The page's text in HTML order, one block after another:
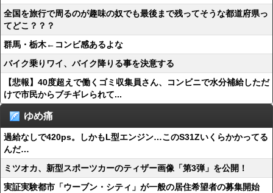
全国を旅行で周るのが趣味の奴でも最後まで残ってそうな都道府県っ
てどこ？？？
群馬・栃木←コンビ感あるよな
バイク乗りワイ、バイク降りる事を決意する
【悲報】40度超えで働くゴミ収集員さん、コンビニで水分補給しただ
けで市民からブチギレられて...
ゆめ痛
過給なしで420ps。しかもL型エンジン…このS31Zいくらかかってる
んだ…
ミツオカ、新型スポーツカーのティザー画像「第3弾」を公開！
実証実験都市「ウーブン・シティ」が一般の居住希望者の募集開始